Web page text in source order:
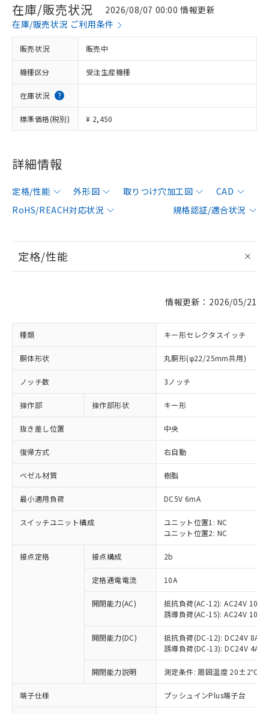
在庫/販売状況
2026/08/07 00:00 情報更新
在庫/販売状況 ご利用条件
販売状況 販売中
機種区分 受注生産機種
在庫状況
標準価格(税別) ¥ 2,450
詳細情報
定格/性能 外形図 取りつけ穴加工図
CAD
RoHS/REACH対応状況
規格認証/適合状況
定格/性能
情報更新：2026/05/21
種類 キー形セレクタスイッチ
胴体形状 丸胴形(φ22/25mm共用)
ノッチ数 3ノッチ
操作部 操作部形状 キー形
抜き差し位置 中央
復帰方式 右自動
ベゼル材質 樹脂
最小適用負荷 DC5V 6mA
スイッチユニット構成
ユニット位置1: NC
ユニット位置2: NC
接点定格 接点構成 2b
定格通電電流 10A
開閉能力(AC)
抵抗負荷(AC-12): AC24V 10A/
誘導負荷(AC-15): AC24V
開閉能力(DC)
抵抗負荷(DC-12): DC24V 8A/
誘導負荷(DC-13): DC24V 4A/
開閉能力説明 測定条件: 周囲温度 20±2℃、
端子仕様 プッシュインPlus端子台
ご利用条件
以下の条件をお読みいただき、同意のうえ
対応済み：EU RoHS指令（10物質）の
非含有に対応した製品が提供可能な商品で
対応予定：EU RoHS指令（10物質）の非含
有に対応した製品に切り替える予定のある
対応予定なし：EU RoHS指令（10物質）の
非含有に非対応の商品で、対応品を出す予